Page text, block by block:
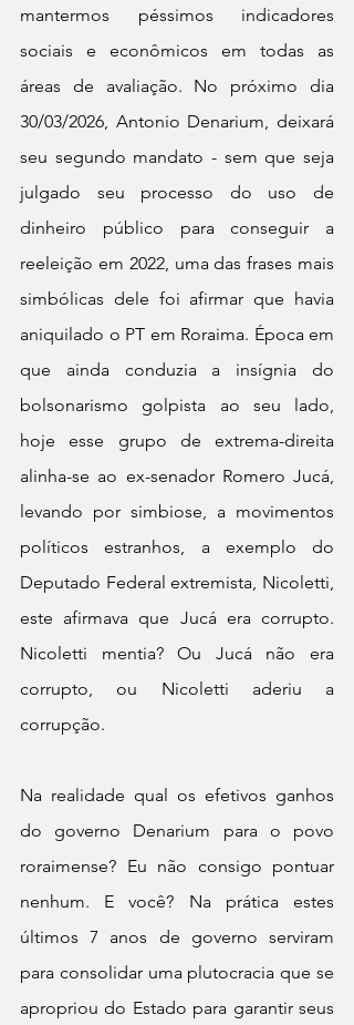
mantermos péssimos indicadores
sociais e econômicos em todas as
áreas de avaliação. No próximo dia
30/03/2026, Antonio Denarium, deixará
seu segundo mandato - sem que seja
julgado seu processo do uso de
dinheiro público para conseguir a
reeleição em 2022, uma das frases mais
simbólicas dele foi afirmar que havia
aniquilado o PT em Roraima. Época em
que ainda conduzia a insígnia do
bolsonarismo golpista ao seu lado,
hoje esse grupo de extrema-direita
alinha-se ao ex-senador Romero Jucá,
levando por simbiose, a movimentos
políticos estranhos, a exemplo do
Deputado Federal extremista, Nicoletti,
este afirmava que Jucá era corrupto.
Nicoletti mentia? Ou Jucá não era
corrupto, ou Nicoletti aderiu a
corrupção.
Na realidade qual os efetivos ganhos
do governo Denarium para o povo
roraimense? Eu não consigo pontuar
nenhum. E você? Na prática estes
últimos 7 anos de governo serviram
para consolidar uma plutocracia que se
apropriou do Estado para garantir seus